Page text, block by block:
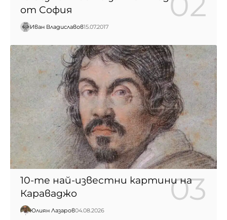
от София
Иван Владиславов15.07.2017
10-те най-известни картини на
Караваджо
Юлиян Лазаров04.08.2026